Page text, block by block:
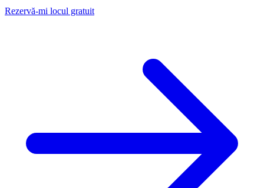
Rezervă-mi locul gratuit